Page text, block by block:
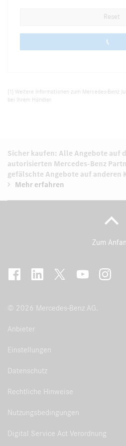
Reset
0 vehicles
[1] Weitere Informationen zum Mercedes-Benz
bei Ihrem Händler.
Sicher kaufen: Alle Angebote auf
autorisierten Mercedes-Benz
gefälschte Angebote auf anderen
Mehr erfahren
Zum
© 2026 Mercedes-Benz AG.
Anbieter
Einstellungen
Datenschutz
Rechtliche Hinweise
Nutzungsbedingungen
Digital Service Act Verordnung